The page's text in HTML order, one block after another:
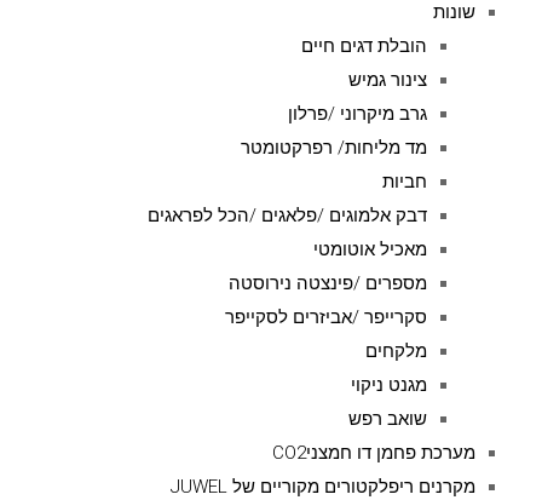
שונות
הובלת דגים חיים
צינור גמיש
גרב מיקרוני /פרלון
מד מליחות/ רפרקטומטר
חביות
דבק אלמוגים /פלאגים /הכל לפראגים
מאכיל אוטומטי
מספרים /פינצטה נירוסטה
סקרייפר /אביזרים לסקייפר
מלקחים
מגנט ניקוי
שואב רפש
מערכת פחמן דו חמצניCO2
מקרנים ריפלקטורים מקוריים של JUWEL